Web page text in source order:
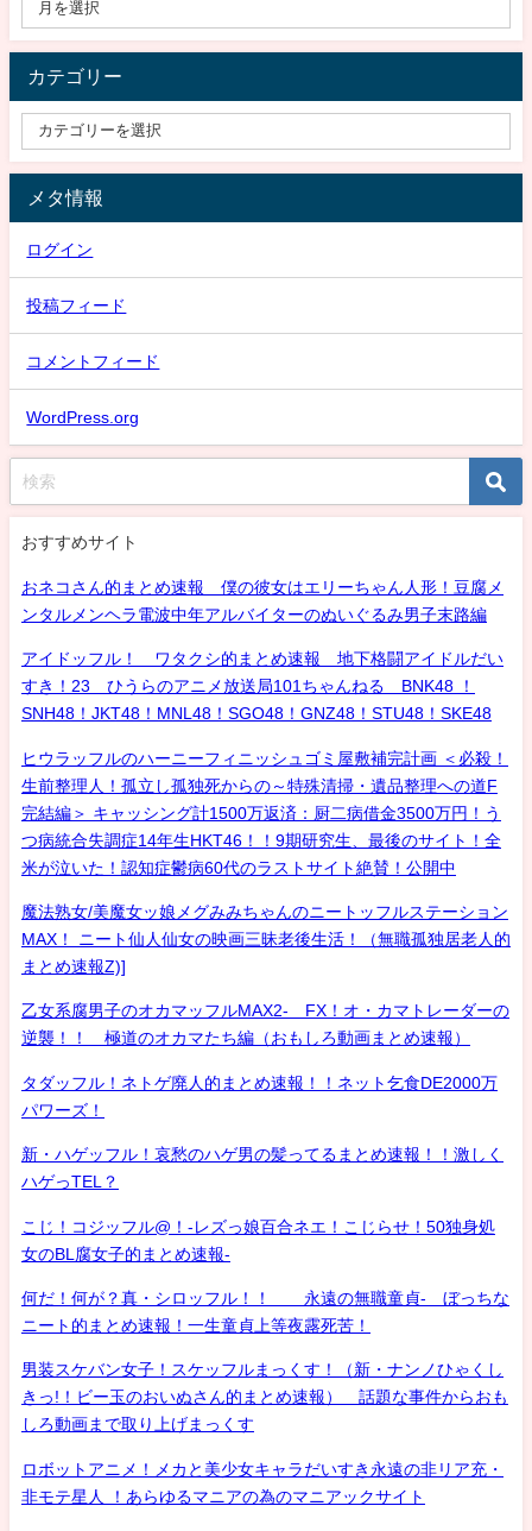
カテゴリー
メタ情報
ログイン
投稿フィード
コメントフィード
WordPress.org
おすすめサイト
おネコさん的まとめ速報 僕の彼女はエリーちゃん人形！豆腐メ
ンタルメンヘラ電波中年アルバイターのぬいぐるみ男子末路編
アイドッフル！ ワタクシ的まとめ速報 地下格闘アイドルだい
すき！23 ひうらのアニメ放送局101ちゃんねる BNK48 ！
SNH48！JKT48！MNL48！SGO48！GNZ48！STU48！SKE48
ヒウラッフルのハーニーフィニッシュゴミ屋敷補完計画 ＜必殺！
生前整理人！孤立し孤独死からの～特殊清掃・遺品整理への道F
完結編＞ キャッシング計1500万返済：厨二病借金3500万円！う
つ病統合失調症14年生HKT46！！9期研究生、最後のサイト！全
米が泣いた！認知症鬱病60代のラストサイト絶賛！公開中
魔法熟女/美魔女ッ娘メグみみちゃんのニートッフルステーション
MAX！ ニート仙人仙女の映画三昧老後生活！（無職孤独居老人的
まとめ速報Z)]
乙女系腐男子のオカマッフルMAX2- FX！オ・カマトレーダーの
逆襲！！ 極道のオカマたち編（おもしろ動画まとめ速報）
タダッフル！ネトゲ廃人的まとめ速報！！ネット乞食DE2000万
パワーズ！
新・ハゲッフル！哀愁のハゲ男の髪ってるまとめ速報！！激しく
ハゲっTEL？
こじ！コジッフル@！-レズっ娘百合ネエ！こじらせ！50独身処
女のBL腐女子的まとめ速報-
何だ！何が？真・シロッフル！！ 永遠の無職童貞- ぼっちな
ニート的まとめ速報！一生童貞上等夜露死苦！
男装スケバン女子！スケッフルまっくす！（新・ナンノひゃくし
きっ!！ビー玉のおいぬさん的まとめ速報） 話題な事件からおも
しろ動画まで取り上げまっくす
ロボットアニメ！メカと美少女キャラだいすき永遠の非リア充・
非モテ星人 ！あらゆるマニアの為のマニアックサイト